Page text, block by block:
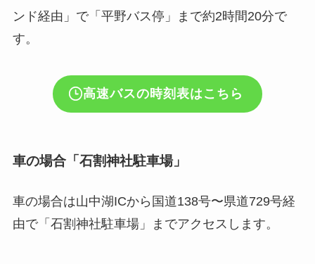
ンド経由」で「平野バス停」まで約2時間20分で
す。
高速バスの時刻表はこちら
車の場合「石割神社駐車場」
車の場合は山中湖ICから国道138号〜県道729号経
由で「石割神社駐車場」までアクセスします。